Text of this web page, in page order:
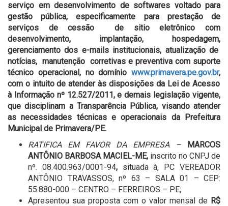
serviço em desenvolvimento de softwares voltado para
gestão pública, especificamente para prestação de
serviços de cessão de sitio eletrônico com
desenvolvimento, implantação, hospedagem,
gerenciamento dos e-mails institucionais, atualização de
notícias, manutenção corretivas e preventiva com suporte
técnico operacional, no domínio www.primavera.pe.gov.br,
com o intuito de atender às disposições da Lei de Acesso
à Informação nº 12.527/2011, e demais legislação vigente,
que disciplinam a Transparência Pública, visando atender
as necessidades técnicas e operacionais da Prefeitura
Municipal de Primavera/PE.
RATIFICA EM FAVOR DA EMPRESA –
MARCOS
ANTÔNIO BARBOSA MACIEL-ME, inscrito no CNPJ de
nº. 08.400.963/0001-94,situada à, PC VEREADOR
ANTÔNIO TRAVASSOS, nº 63 – SALA 01 – CEP:
55.880-000 – CENTRO – FERREIROS – PE;
Apresentou sua proposta com o valor mensal de R$